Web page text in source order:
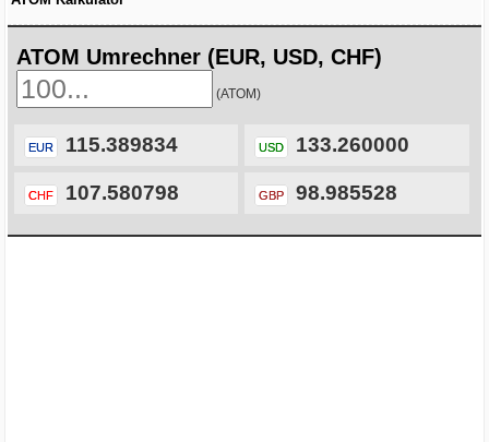
ATOM Umrechner (EUR, USD, CHF)
(ATOM)
EUR 115.389834 USD 133.260000
CHF 107.580798 GBP 98.985528